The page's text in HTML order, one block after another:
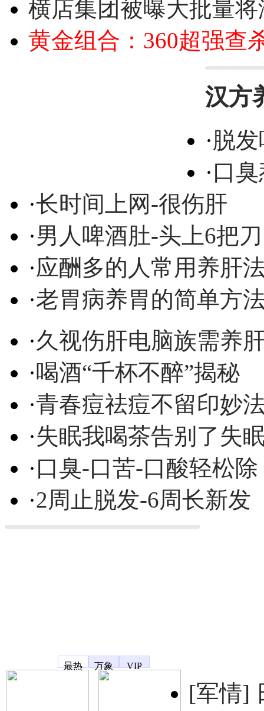
横店集团被曝大批量
黄金组合：360超强查
汉方
·脱
·口
·长时间上网-很伤肝
·男人啤酒肚-头上6把刀
·应酬多的人常用养肝
·老胃病养胃的简单方
·久视伤肝电脑族需养
·喝酒“千杯不醉”揭秘
·青春痘祛痘不留印妙
·失眠我喝茶告别了失
·口臭-口苦-口酸轻松除
·2周止脱发-6周长新发
最热
万象 VIP
[军情]